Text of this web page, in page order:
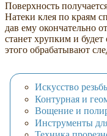
Поверхность
Натеки клея по краям
дав ему окончательно
станет хрупким и
этого обрабатывают
Искусство
Контурная и
Вощение и
Инструменты